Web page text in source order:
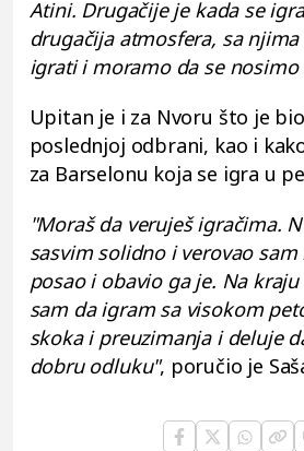
Atini. Drugačije je kada se
drugačija atmosfera, sa
igrati i moramo da se nosimo
Upitan je i za Nvoru što je
poslednjoj odbrani, kao i
za Barselonu koja se igra u
"Moraš da veruješ igračima.
sasvim solidno i verovao
posao i obavio ga je. Na
sam da igram sa visokom
skoka i preuzimanja i deluje
dobru odluku", poručio je